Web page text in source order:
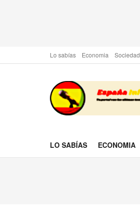
Lo sabías Economia Sociedad
LO SABÍAS ECONOMIA